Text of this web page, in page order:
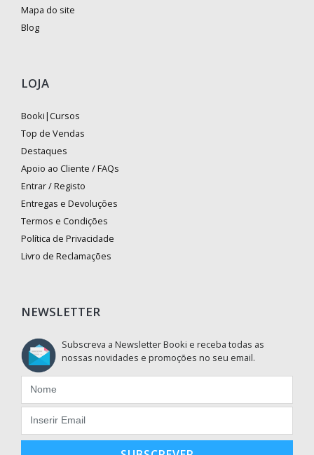
Mapa do site
Blog
LOJA
Booki|Cursos
Top de Vendas
Destaques
Apoio ao Cliente / FAQs
Entrar / Registo
Entregas e Devoluções
Termos e Condições
Política de Privacidade
Livro de Reclamações
NEWSLETTER
Subscreva a Newsletter Booki e receba todas as
nossas novidades e promoções no seu email.